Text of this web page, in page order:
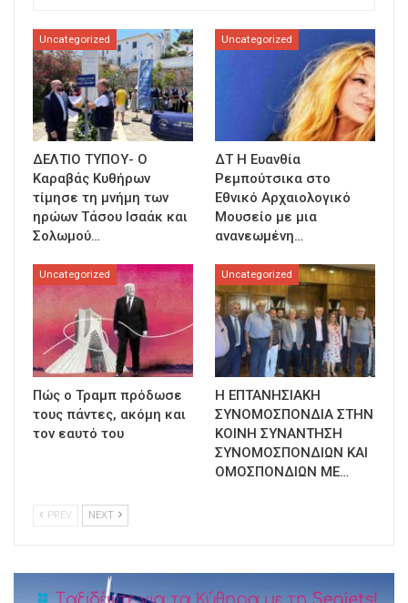
Uncategorized
ΔΕΛΤΙΟ ΤΥΠΟΥ- Ο
Καραβάς Κυθήρων
τίμησε τη μνήμη των
ηρώων Τάσου Ισαάκ και
Σολωμού…
Uncategorized
ΔΤ Η Ευανθία
Ρεμπούτσικα στο
Εθνικό Αρχαιολογικό
Μουσείο με μια
ανανεωμένη…
Uncategorized
Πώς ο Τραμπ πρόδωσε
τους πάντες, ακόμη και
τον εαυτό του
Uncategorized
Η ΕΠΤΑΝΗΣΙΑΚΗ
ΣΥΝΟΜΟΣΠΟΝΔΙΑ ΣΤΗΝ
ΚΟΙΝΗ ΣΥΝΑΝΤΗΣΗ
ΣΥΝΟΜΟΣΠΟΝΔΙΩΝ ΚΑΙ
ΟΜΟΣΠΟΝΔΙΩΝ ΜΕ…
PREV NEXT